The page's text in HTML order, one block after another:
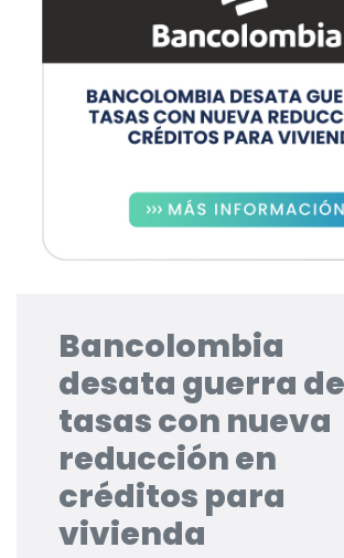
Bancolombia
desata guerra de
tasas con nueva
reducción en
créditos para
vivienda